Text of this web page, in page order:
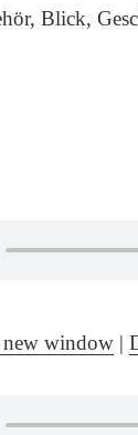
Blick,
window |